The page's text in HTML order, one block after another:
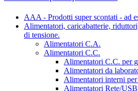
AAA - Prodotti super scontati - ad
Alimentatori, caricabatterie,
di tensione.
Alimentatori C.A.
Alimentatori C.C.
Alimentatori C.C. per
Alimentatori da
Alimentatori interni per
Alimentatori Rete/